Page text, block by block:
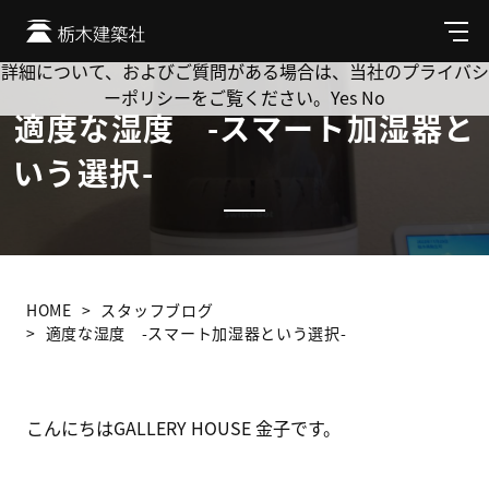
メ
ニ
ュ
適度な湿度 -スマート加湿器と
いう選択-
HOME
スタッフブログ
適度な湿度 -スマート加湿器という選択-
こんにちはGALLERY HOUSE 金子です。
Cookie を使用して、お客様の活動を追跡してもよろしいです
か? 当社ではお客様のプライバシーを極めて重視しています。
詳細について、およびご質問がある場合は、当社のプライバシ
ーポリシーをご覧ください。 Yes No